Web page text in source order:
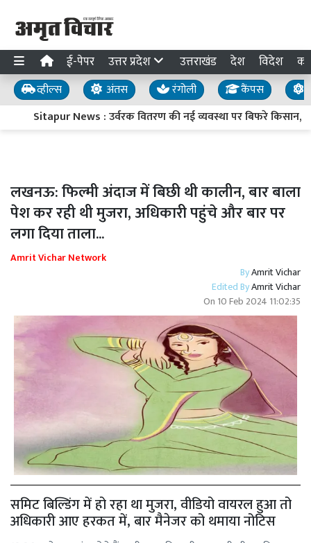
ई-पेपर उत्तर प्रदेश उत्तराखंड देश विदेश
व्हील्स अंतस रंगोली कैंपस
Sitapur News : उर्वरक वितरण की नई व्यवस्था पर बिफरे किसान,
लखनऊ: फिल्मी अंदाज में बिछी थी कालीन, बार बाला
पेश कर रही थी मुजरा, अधिकारी पहुंचे और बार पर
लगा दिया ताला...
Amrit Vichar Network
ByAmrit Vichar
Edited ByAmrit Vichar
On 10 Feb 2024 11:02:35
समिट बिल्डिंग में हो रहा था मुजरा, वीडियो वायरल हुआ तो
अधिकारी आए हरकत में, बार मैनेजर को थमाया नोटिस